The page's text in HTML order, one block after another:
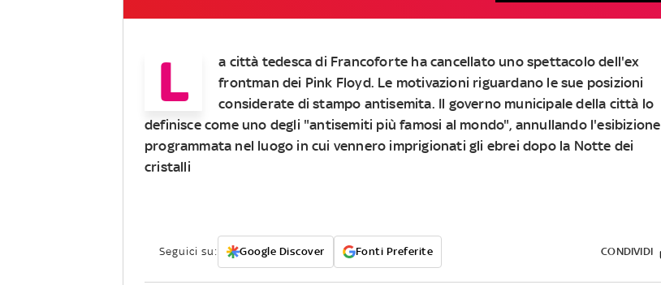
L
a città tedesca di Francoforte ha cancellato uno spettacolo dell'ex
frontman dei Pink Floyd. Le motivazioni riguardano le sue posizioni
considerate di stampo antisemita. Il governo municipale della città lo
definisce come uno degli "antisemiti più famosi al mondo", annullando l'esibizione
programmata nel luogo in cui vennero imprigionati gli ebrei dopo la Notte dei
cristalli
Seguici su: Google Discover Fonti Preferite CONDIVIDI